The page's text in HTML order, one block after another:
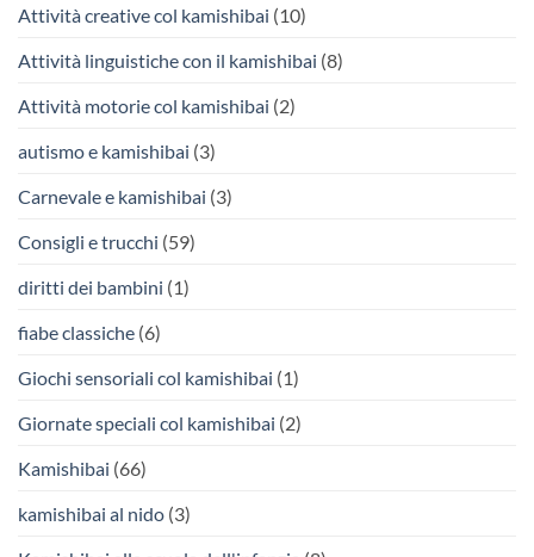
Attività creative col kamishibai (10)
Attività linguistiche con il kamishibai (8)
Attività motorie col kamishibai (2)
autismo e kamishibai (3)
Carnevale e kamishibai (3)
Consigli e trucchi (59)
diritti dei bambini (1)
fiabe classiche (6)
Giochi sensoriali col kamishibai (1)
Giornate speciali col kamishibai (2)
Kamishibai (66)
kamishibai al nido (3)